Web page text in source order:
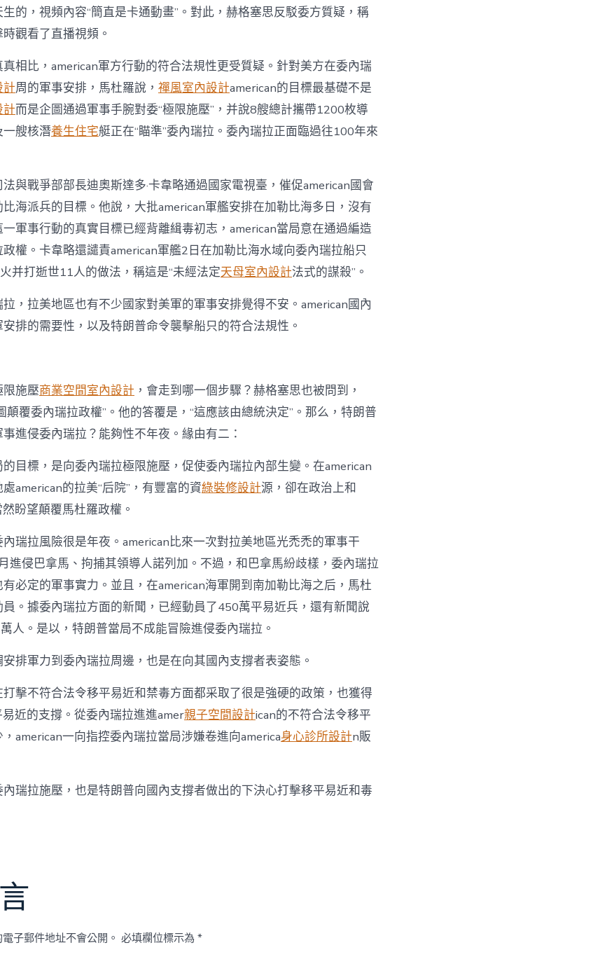
的，視頻內容“簡直是卡通動畫”。對此，赫格塞思反駁委方質疑，稱
觀看了直播視頻。
相比，american軍方行動的符合法規性更受質疑。針對美方在委內瑞
計周的軍事安排，馬杜羅說， 禪風室內設計american的目標最基礎不是
計而是企圖通過軍事手腕對委“極限施壓”，并說8艘總計攜帶1200枚導
艘核潛養生住宅艇正在“瞄準”委內瑞拉。委內瑞拉正面臨過往100年來
與戰爭部部長迪奧斯達多·卡韋略通過國家電視臺，催促american國會
海派兵的目標。他說，大批american軍艦安排在加勒比海多日，沒有
軍事行動的真實目標已經背離緝毒初志，american當局意在通過編造
權。卡韋略還譴責american軍艦2日在加勒比海水域向委內瑞拉船只
并打逝世11人的做法，稱這是“未經法定天母室內設計法式的謀殺”。
，拉美地區也有不少國家對美軍的軍事安排覺得不安。american國內
排的需要性，以及特朗普命令襲擊船只的符合法規性。
施壓商業空間室內設計 ，會走到哪一個步驟？赫格塞思也被問到，
顛覆委內瑞拉政權”。他的答覆是，“這應該由總統決定”。那么，特朗普
進侵委內瑞拉？能夠性不年夜。緣由有二：
目標，是向委內瑞拉極限施壓，促使委內瑞拉內部生變。在american
american的拉美“后院”，有豐富的資綠裝修設計源，卻在政治上和
盼望顛覆馬杜羅政權。
瑞拉風險很是年夜。american比來一次對拉美地區光禿禿的軍事干
進侵巴拿馬、拘捕其領導人諾列加。不過，和巴拿馬紛歧樣，委內瑞拉
必定的軍事實力。並且，在american海軍開到南加勒比海之后，馬杜
。據委內瑞拉方面的新聞，已經動員了450萬平易近兵，還有新聞說
人。是以，特朗普當局不成能冒險進侵委內瑞拉。
排軍力到委內瑞拉周邊，也是在向其國內支撐者表姿態。
擊不符合法令移平易近和禁毒方面都采取了很是強硬的政策，也獲得
近的支撐。從委內瑞拉進進amer親子空間設計ican的不符合法令移平
，american一向指控委內瑞拉當局涉嫌卷進向america身心診所設計n販
瑞拉施壓，也是特朗普向國內支撐者做出的下決心打擊移平易近和毒
子郵件地址不會公開。 必填欄位標示為 *